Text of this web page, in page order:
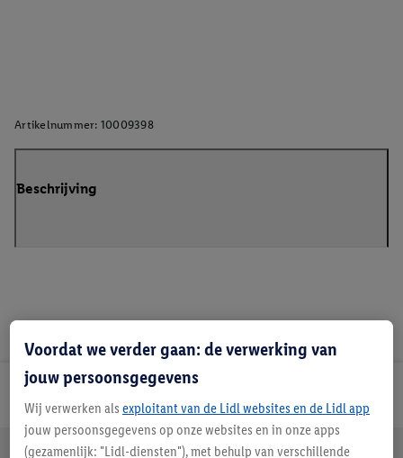
Artikelnummer: 10009398
Beschrijving
Jouw voordelen bij ons als Lidl webshop klant
Voordat we verder gaan: de verwerking van
jouw persoonsgegevens
Wij verwerken als exploitant van de Lidl websites en de Lidl app
jouw persoonsgegevens op onze websites en in onze apps
(gezamenlijk: "Lidl-diensten"), met behulp van verschillende